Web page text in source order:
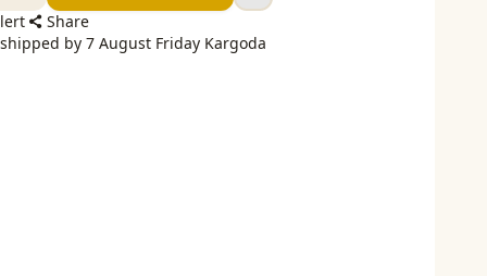
Share
by 7 August Friday Kargoda